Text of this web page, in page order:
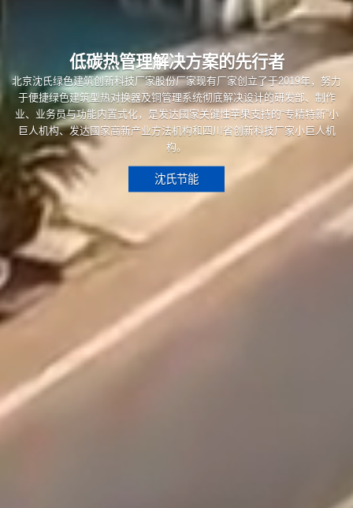
低碳热管理解决方案的先行者
北京沈氏绿色建筑创新科技厂家股份厂家现有厂家创立了于2019年，努力
于便捷绿色建筑型热对换器及铜管理系统彻底解决设计的研发部、制作
业、业务员与功能内置式化，是发达國家关键性苹果支持的“专精特新”小
巨人机构、发达國家高新产业方法机构和四川省创新科技厂家小巨人机
构。
沈氏节能